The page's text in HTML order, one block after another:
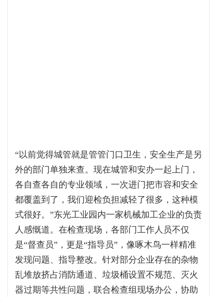
“以前觉得城管就是管管门口卫生，安全生产是另
外的部门单独来查。现在城管和安办一起上门，
各自查各自的专业领域，一次进门把市容和安全
都覆盖到了，我们迎检负担减轻了很多，这种模
式很好。”东光工业园内一家机械加工企业的负责
人感慨道。在检查现场，各部门工作人员不仅
是“督查员”，更是“指导员”，像啄木鸟一样精准
发现问题、指导整改。针对部分企业存在的杂物
乱堆放挤占消防通道、垃圾桶设置不规范、灭火
器过期等共性问题，联合检查组现场办公，协助